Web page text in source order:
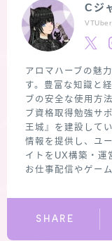
Cジ
アロマハーブの魅
す。豊富な知識と
ブの安全な使用方
ブ資格取得勉強サ
王城』を建設して
情報を提供し、ユ
イトをUX構築・運
お仕事配信やゲー
SHARE